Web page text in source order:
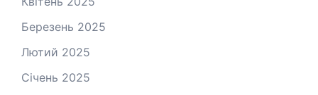
Березень 2025
Лютий 2025
Січень 2025